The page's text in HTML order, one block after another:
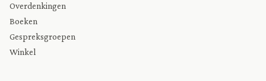
Overdenkingen
Boeken
Gespreksgroepen
Winkel